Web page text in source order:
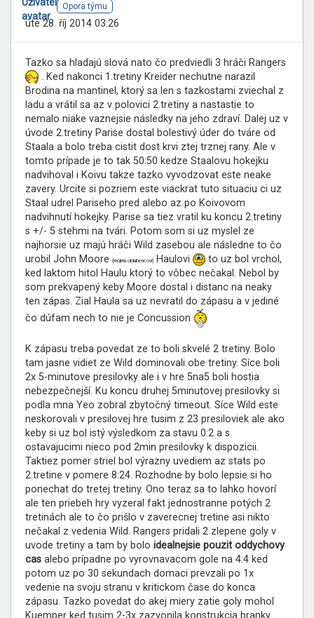
Opora týmu
úte 28. říj 2014 03:26
Tazko sa hladajú slová nato čo predviedli 3 hráči Rangers
. Ked nakonci 1.tretiny Kreider nechutne narazil
Brodina na mantinel, ktorý sa len s tazkostami zviechal z
ladu a vrátil sa az v polovici 2.tretiny a nastastie to
nemalo niake vaznejsie následky na jeho zdraví. Dalej uz v
úvode 2.tretiny Parise dostal bolestivý úder do tváre od
Staala a bolo treba cistit dost krvi ztej trznej rany. Ale v
tomto prípade je to tak 50:50 kedze Staalovu hokejku
nadvihoval i Koivu takze tazko vyvodzovat este neake
zavery. Urcite si pozriem este viackrat tuto situaciu ci uz
Staal udrel Pariseho pred alebo az po Koivovom
nadvihnutí hokejky. Parise sa tiez vratil ku koncu 2.tretiny
s +/- 5 stehmi na tvári. Potom som si uz myslel ze
najhorsie uz majú hráči Wild zasebou ale následne to čo
urobil John Moore (môjmu oblubencovi) Haulovi
to uz bol vrchol,
ked laktom hitol Haulu ktorý to vôbec nečakal. Nebol by
som prekvapený keby Moore dostal i distanc na neaky
ten zápas. Zial Haula sa uz nevratil do zápasu a v jediné
čo dúfam nech to nie je Concussion
K zápasu treba povedat ze to boli skvelé 2 tretiny. Bolo
tam jasne vidiet ze Wild dominovali obe tretiny. Síce boli
2x 5-minutove presilovky ale i v hre 5na5 boli hostia
nebezpečnejší. Ku koncu druhej 5minutovej presilovky si
podla mna Yeo zobral zbytočný timeout. Síce Wild este
neskorovali v presilovej hre tusim z 23 presiloviek ale ako
keby si uz bol istý výsledkom za stavu 0:2 a s
ostavajucimi nieco pod 2min presilovky k dispozicii.
Taktiez pomer striel bol výrazny uvediem az stats po
2.tretine v pomere 8:24. Rozhodne by bolo lepsie si ho
ponechat do tretej tretiny. Ono teraz sa to lahko hovorí
ale ten priebeh hry vyzeral fakt jednostranne potých 2
tretinách ale to čo prišlo v zaverecnej tretine asi nikto
nečakal z vedenia Wild. Rangers pridali 2 zlepene goly v
uvode tretiny a tam by bolo idealnejsie pouzit oddychovy
cas alebo prípadne po vyrovnavacom gole na 4:4 ked
potom uz po 30 sekundach domaci prevzali po 1x
vedenie na svoju stranu v kritickom čase do konca
zápasu. Tazko povedat do akej miery zatie goly mohol
Kuemper ked tusim 2-3x zazvonila konstrukcia branky